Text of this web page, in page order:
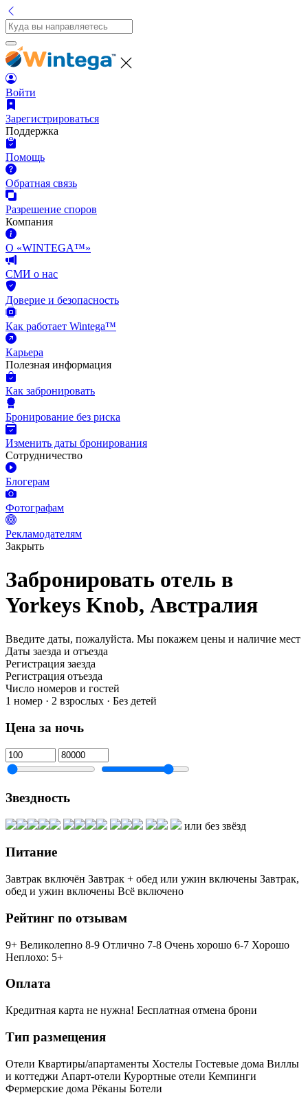
Войти
Зарегистрироваться
Поддержка
Помощь
Обратная связь
Разрешение споров
Компания
О «WINTEGA™»
СМИ о нас
Доверие и безопасность
Как работает Wintega™
Карьера
Полезная информация
Как забронировать
Бронирование без риска
Изменить даты бронирования
Сотрудничество
Блогерам
Фотографам
Рекламодателям
Закрыть
Забронировать отель в
Yorkeys Knob, Австралия
Введите даты, пожалуйста. Мы покажем цены и наличие мест
Даты заезда и отъезда
Регистрация заезда
Регистрация отъезда
Число номеров и гостей
1 номер · 2 взрослых · Без детей
Цена за ночь
Звездность
или без звёзд
Питание
Завтрак включён Завтрак + обед или ужин включены Завтрак,
обед и ужин включены Всё включено
Рейтинг по отзывам
9+ Великолепно 8-9 Отлично 7-8 Очень хорошо 6-7 Хорошо
Неплохо: 5+
Оплата
Кредитная карта не нужна! Бесплатная отмена брони
Тип размещения
Отели Квартиры/апартаменты Хостелы Гостевые дома Виллы
и коттеджи Апарт-отели Курортные отели Кемпинги
Фермерские дома Рёканы Ботели